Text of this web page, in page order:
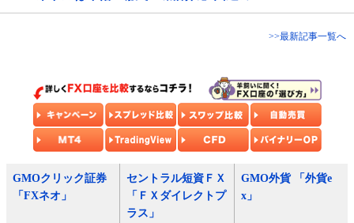
>>最新記事一覧へ
GMOクリック証券
「FXネオ」
セントラル短資ＦＸ
「ＦＸダイレクトプ
ラス」
GMO外貨 「外貨e
x」